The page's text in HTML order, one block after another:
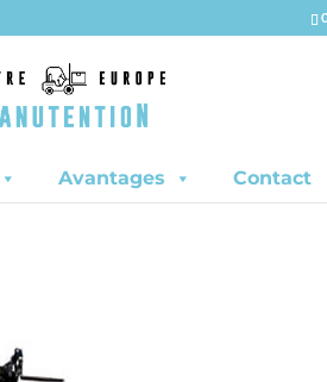
Avantages Contact